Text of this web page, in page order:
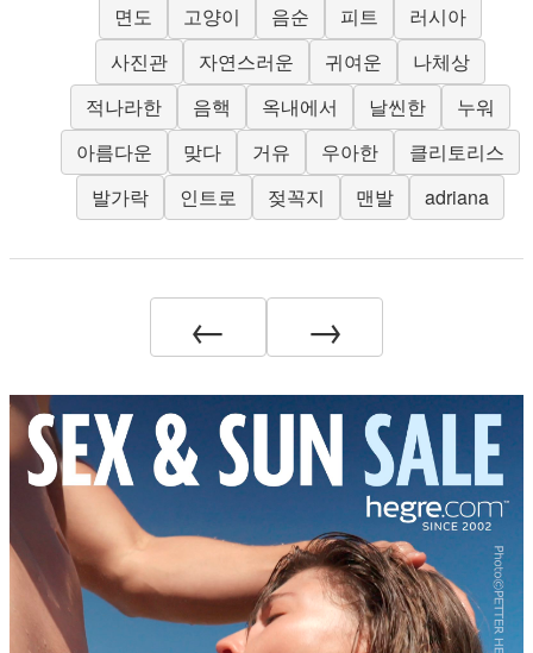
면도 고양이 음순 피트
러시아
사진관
자연스러운 귀여운
나체상
적나라한
음핵 옥내에서 날씬한
누워
아름다운
맞다 거유 우아한
클리토리스
발가락
인트로 젖꼭지 맨발 adriana
← →